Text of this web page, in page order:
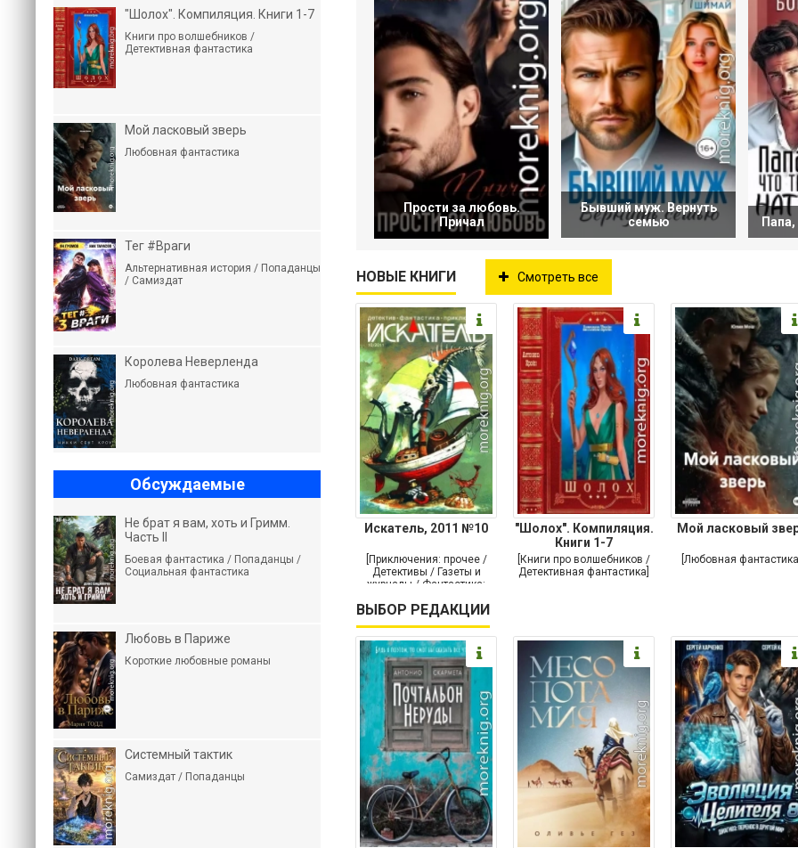
Прости за любовь.
Причал
Бывший муж. Вернуть
семью
НОВЫЕ КНИГИ Смотреть все
Искатель, 2011 №10
[Приключения: прочее /
Детективы / Газеты и
журналы / Фантастика:
"Шолох". Компиляция.
Книги 1-7
[Книги про волшебников /
Детективная фантастика]
Мой ласковый
[Любовная
ВЫБОР РЕДАКЦИИ
"Шолох". Компиляция. Книги 1-7
Книги про волшебников /
Детективная фантастика
Мой ласковый зверь
Любовная фантастика
Тег #Враги
Альтернативная история / Попаданцы
/ Самиздат
Королева Неверленда
Любовная фантастика
Обсуждаемые
Не брат я вам, хоть и Гримм.
Часть II
Боевая фантастика / Попаданцы /
Социальная фантастика
Любовь в Париже
Короткие любовные романы
Системный тактик
Самиздат / Попаданцы